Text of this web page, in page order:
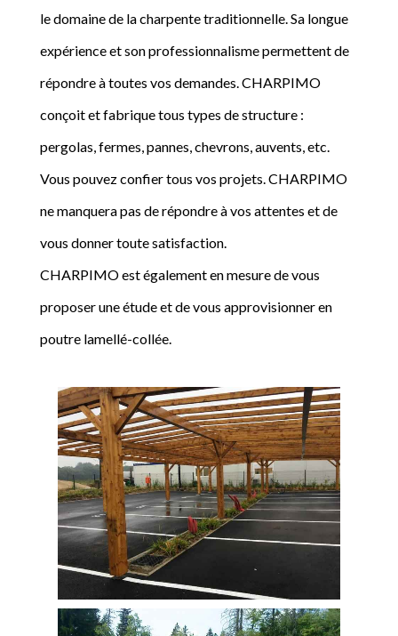
le domaine de la charpente traditionnelle. Sa longue
expérience et son professionnalisme permettent de
répondre à toutes vos demandes. CHARPIMO
conçoit et fabrique tous types de structure :
pergolas, fermes, pannes, chevrons, auvents, etc.
Vous pouvez confier tous vos projets. CHARPIMO
ne manquera pas de répondre à vos attentes et de
vous donner toute satisfaction.
CHARPIMO est également en mesure de vous
proposer une étude et de vous approvisionner en
poutre lamellé-collée.